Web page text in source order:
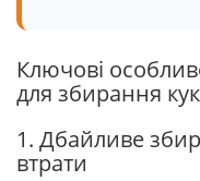
Ключові
для збирання
1. Дбайливе
втрати